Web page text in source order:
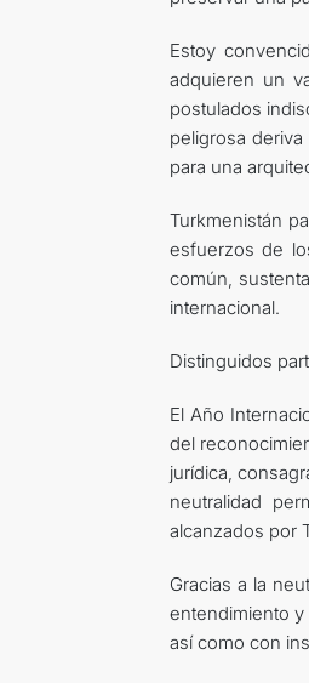
Estoy
adquieren un
postulados
peligrosa
para una
Turkmenistán
esfuerzos de
común,
internacional.
Distinguidos
El Año
del
jurídica,
neutralidad
alcanzados por
Gracias a la
entendimiento
así como con